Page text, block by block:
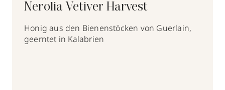
Nerolia Vetiver Harvest
Honig aus den Bienenstöcken von Guerlain,
geerntet in Kalabrien